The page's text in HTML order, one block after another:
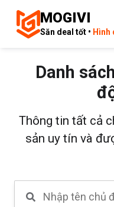
MOGIVI
Săn deal tốt • Hình
Danh
Thông tin tất cả
sản uy tín và